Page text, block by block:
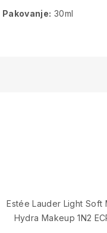
Pakovanje: 30ml